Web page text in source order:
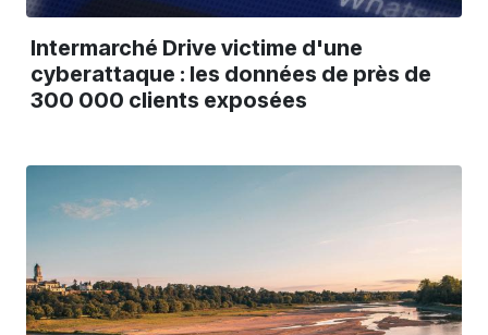
Intermarché Drive victime d'une
cyberattaque : les données de près de
300 000 clients exposées